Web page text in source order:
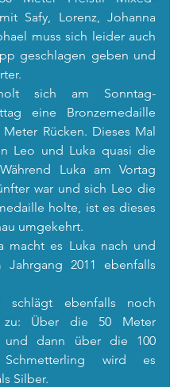
Safy, Lorenz, Johanna
muss sich leider auch
geschlagen geben und
sich am Sonntag-
eine Bronzemedaille
Meter Rücken. Dieses Mal
Leo und Luka quasi die
Luka am Vortag
war und sich Leo die
holte, ist es dieses
umgekehrt.
macht es Luka nach und
2011 ebenfalls
schlägt ebenfalls noch
zu: Über die 50 Meter
und dann über die 100
wird es
Silber.